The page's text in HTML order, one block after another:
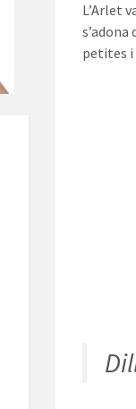
L’Arlet
petites i